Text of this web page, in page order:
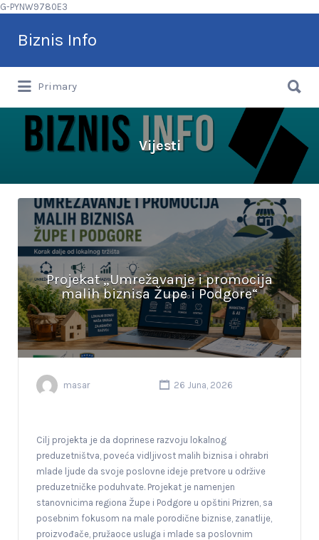
G-PYNW9780E3
Biznis Info
Brže vašem klijentu
for:
Primary
for:
Vijesti
Projekat „Umrežavanje i promocija
malih biznisa Župe i Podgore“
masar 26 Juna, 2026
Cilj projekta je da doprinese razvoju lokalnog
preduzetništva, poveća vidljivost malih biznisa i ohrabri
mlade ljude da svoje poslovne ideje pretvore u održive
preduzetničke poduhvate. Projekat je namenjen
stanovnicima regiona Župe i Podgore u opštini Prizren, sa
posebnim fokusom na male porodične biznise, zanatlije,
proizvođače, pružaoce usluga i mlade sa poslovnim